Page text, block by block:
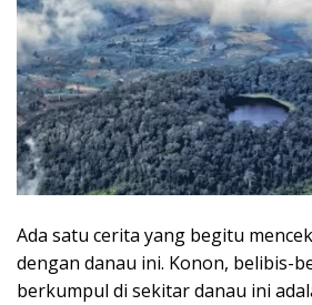
Ada satu cerita yang begitu
dengan danau ini. Konon, belibis-
berkumpul di sekitar danau ini